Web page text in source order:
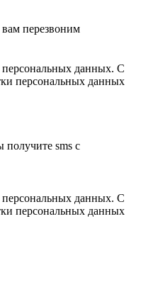
перезвоним
данных. С
персональных данных
получите sms с
данных. С
персональных данных